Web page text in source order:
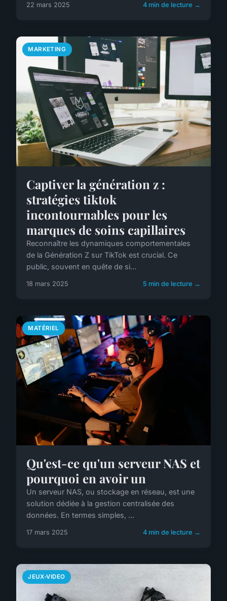
22 mars 2025 4 min de lecture →
MARKETING
Captiver la génération z :
stratégies tiktok
incontournables pour les
marques de soins capillaires
Reconnaître les dynamiques comportementales
de la Génération Z sur TikTok est crucial. Ce
public, souvent en quête de si...
18 mars 2025 5 min de lecture →
MATÉRIEL
Qu'est-ce qu'un serveur NAS et
pourquoi en avoir un
Un serveur NAS, ou stockage en réseau, est une
solution dédiée à la gestion centralisée des
données. En termes simples, ...
17 mars 2025 4 min de lecture →
JEUX-VIDEO